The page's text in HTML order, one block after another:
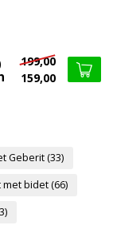
199,00
159,00
Geberit(33)
met bidet(66)